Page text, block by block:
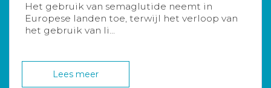
Het gebruik van semaglutide neemt in
Europese landen toe, terwijl het verloop van
het gebruik van li...
Lees meer